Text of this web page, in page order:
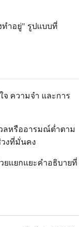
ทำอยู่" รูปแบบที่
ความจำ และการ
ลหรืออารมณ์ต่ำตาม
งที่มั่นคง
แยกแยะคำอธิบายที่